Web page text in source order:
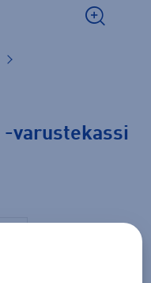
-varustekassi